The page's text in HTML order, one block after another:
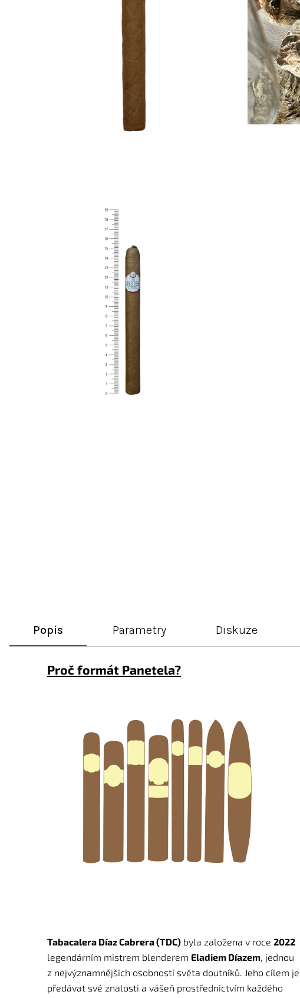
Popis Parametry Diskuze
Proč formát Panetela?
Tabacalera Díaz Cabrera (TDC) byla založena v roce 2022
legendárním mistrem blenderem Eladiem Díazem , jednou
z nejvýznamnějších osobností světa doutníků. Jeho cílem je
předávat své znalosti a vášeň prostřednictvím každého